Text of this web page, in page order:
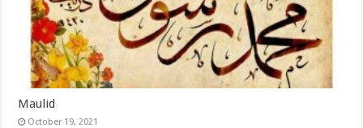
Maulid
October 19, 2021